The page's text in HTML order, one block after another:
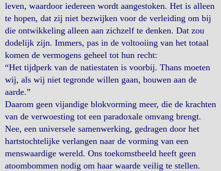
leven, waardoor iedereen wordt aangestoken. Het is alleen
te hopen, dat zij niet bezwijken voor de verleiding om bij
die ontwikkeling alleen aan zichzelf te denken. Dat zou
dodelijk zijn. Immers, pas in de voltooiing van het totaal
komen de vermogens geheel tot hun recht:
“Het tijdperk van de natiestaten is voorbij. Thans moeten
wij, als wij niet tegronde willen gaan, bouwen aan de
aarde.”
Daarom geen vijandige blokvorming meer, die de krachten
van de verwoesting tot een paradoxale omvang brengt.
Nee, een universele samenwerking, gedragen door het
hartstochtelijke verlangen naar de vorming van een
menswaardige wereld. Ons toekomstbeeld heeft geen
atoombommen nodig om haar waarde veilig te stellen.